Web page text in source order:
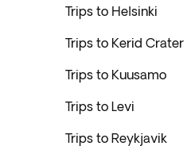
Trips to Helsinki
Trips to Kerid Crater
Trips to Kuusamo
Trips to Levi
Trips to Reykjavik